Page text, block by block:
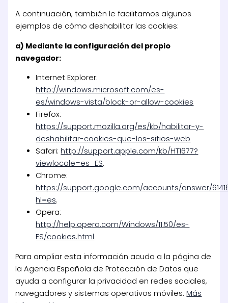
A continuación, también le facilitamos algunos
ejemplos de cómo deshabilitar las cookies:
a) Mediante la configuración del propio
navegador:
Internet Explorer:
http://windows.microsoft.com/es-
es/windows-vista/block-or-allow-cookies
Firefox:
https://support.mozilla.org/es/kb/habilitar-y-
deshabilitar-cookies-que-los-sitios-web
Safari:http://support.apple.com/kb/HT1677?
viewlocale=es_ES.
Chrome:
https://support.google.com/accounts/answer/
hl=es.
Opera:
http://help.opera.com/Windows/11.50/es-
ES/cookies.html
Para ampliar esta información acuda a la página de
la Agencia Española de Protección de Datos que
ayuda a configurar la privacidad en redes sociales,
navegadores y sistemas operativos móviles.Más